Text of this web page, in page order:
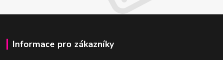
Informace pro zákazníky